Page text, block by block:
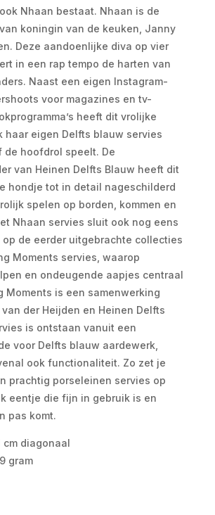
Nhaan bestaat. Nhaan is de
koningin van de keuken, Janny
Deze aandoenlijke diva op vier
in een rap tempo de harten van
Naast een eigen Instagram-
voor magazines en tv-
heeft dit vrolijke
haar eigen Delfts blauw servies
de hoofdrol speelt. De
van Heinen Delfts Blauw heeft dit
hondje tot in detail nageschilderd
spelen op borden, kommen en
Nhaan servies sluit ook nog eens
de eerder uitgebrachte collecties
Moments servies, waarop
en ondeugende aapjes centraal
Moments is een samenwerking
der Heijden en Heinen Delfts
is ontstaan vanuit een
voor Delfts blauw aardewerk,
ook functionaliteit. Zo zet je
prachtig porseleinen servies op
eentje die fijn in gebruik is en
pas komt.
cm diagonaal
gram